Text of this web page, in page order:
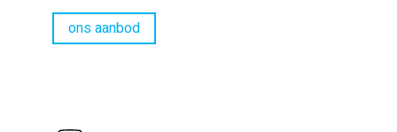
ons aanbod